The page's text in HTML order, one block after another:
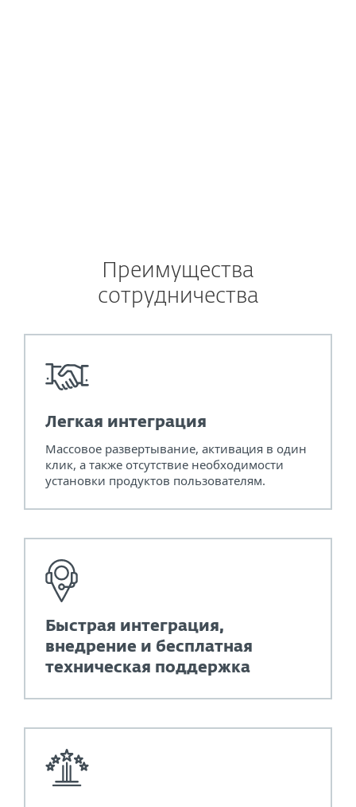
Преимущества
сотрудничества
Легкая интеграция
Массовое развертывание, активация в один
клик, а также отсутствие необходимости
установки продуктов пользователям.
Быстрая интеграция,
внедрение и бесплатная
техническая поддержка